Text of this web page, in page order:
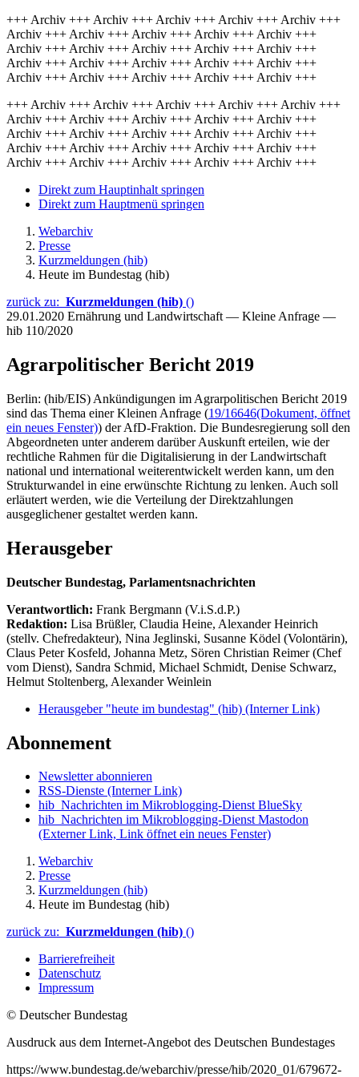
+++ Archiv +++ Archiv +++ Archiv +++ Archiv +++ Archiv +++
Archiv +++ Archiv +++ Archiv +++ Archiv +++ Archiv +++
Archiv +++ Archiv +++ Archiv +++ Archiv +++ Archiv +++
Archiv +++ Archiv +++ Archiv +++ Archiv +++ Archiv +++
Archiv +++ Archiv +++ Archiv +++ Archiv +++ Archiv +++
+++ Archiv +++ Archiv +++ Archiv +++ Archiv +++ Archiv +++
Archiv +++ Archiv +++ Archiv +++ Archiv +++ Archiv +++
Archiv +++ Archiv +++ Archiv +++ Archiv +++ Archiv +++
Archiv +++ Archiv +++ Archiv +++ Archiv +++ Archiv +++
Archiv +++ Archiv +++ Archiv +++ Archiv +++ Archiv +++
Direkt zum Hauptinhalt springen
Direkt zum Hauptmenü springen
Webarchiv
Presse
Kurzmeldungen (hib)
Heute im Bundestag (hib)
zurück zu: Kurzmeldungen (hib) ()
29.01.2020 Ernährung und Landwirtschaft — Kleine Anfrage —
hib 110/2020
Agrarpolitischer Bericht 2019
Berlin: (hib/EIS) Ankündigungen im Agrarpolitischen Bericht 2019
sind das Thema einer Kleinen Anfrage (19/16646(Dokument, öffnet
ein neues Fenster)) der AfD-Fraktion. Die Bundesregierung soll den
Abgeordneten unter anderem darüber Auskunft erteilen, wie der
rechtliche Rahmen für die Digitalisierung in der Landwirtschaft
national und international weiterentwickelt werden kann, um den
Strukturwandel in eine erwünschte Richtung zu lenken. Auch soll
erläutert werden, wie die Verteilung der Direktzahlungen
ausgeglichener gestaltet werden kann.
Herausgeber
Deutscher Bundestag, Parlamentsnachrichten
Verantwortlich: Frank Bergmann (V.i.S.d.P.)
Redaktion: Lisa Brüßler, Claudia Heine, Alexander Heinrich
(stellv. Chefredakteur), Nina Jeglinski, Susanne Ködel (Volontärin),
Claus Peter Kosfeld, Johanna Metz, Sören Christian Reimer (Chef
vom Dienst), Sandra Schmid, Michael Schmidt, Denise Schwarz,
Helmut Stoltenberg, Alexander Weinlein
Herausgeber "heute im bundestag" (hib) (Interner Link)
Abonnement
Newsletter abonnieren
RSS-Dienste (Interner Link)
hib_Nachrichten im Mikroblogging-Dienst BlueSky
hib_Nachrichten im Mikroblogging-Dienst Mastodon
(Externer Link, Link öffnet ein neues Fenster)
Webarchiv
Presse
Kurzmeldungen (hib)
Heute im Bundestag (hib)
zurück zu: Kurzmeldungen (hib) ()
Barrierefreiheit
Datenschutz
Impressum
© Deutscher Bundestag
Ausdruck aus dem Internet-Angebot des Deutschen Bundestages
https://www.bundestag.de/webarchiv/presse/hib/2020_01/679672-